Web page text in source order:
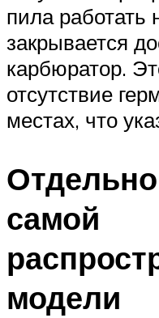
пила работать
закрывается
карбюратор.
отсутствие
местах, что
самой
модели